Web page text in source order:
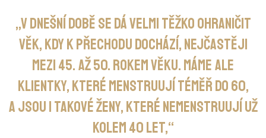
„V dnešní době se dá velmi těžko ohraničit
věk, kdy k přechodu dochází, nejčastěji
mezi 45. až 50. rokem věku. Máme ale
klientky, které menstruují téměř do 60,
a jsou i takové ženy, které nemenstruují už
kolem 40 let,“